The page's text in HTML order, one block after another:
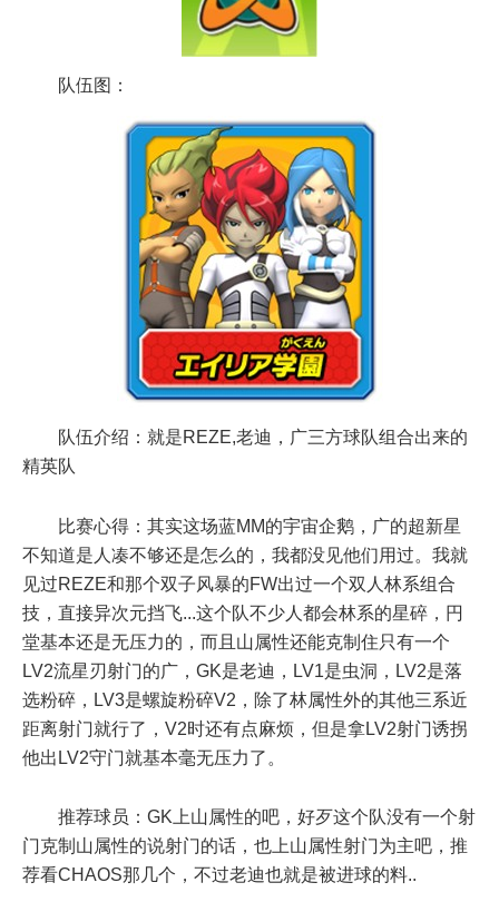
队伍图：
队伍介绍：就是REZE,老迪，广三方球队组合出来的
精英队
比赛心得：其实这场蓝MM的宇宙企鹅，广的超新星
不知道是人凑不够还是怎么的，我都没见他们用过。我就
见过REZE和那个双子风暴的FW出过一个双人林系组合
技，直接异次元挡飞...这个队不少人都会林系的星碎，円
堂基本还是无压力的，而且山属性还能克制住只有一个
LV2流星刃射门的广，GK是老迪，LV1是虫洞，LV2是落
选粉碎，LV3是螺旋粉碎V2，除了林属性外的其他三系近
距离射门就行了，V2时还有点麻烦，但是拿LV2射门诱拐
他出LV2守门就基本毫无压力了。
推荐球员：GK上山属性的吧，好歹这个队没有一个射
门克制山属性的说射门的话，也上山属性射门为主吧，推
荐看CHAOS那几个，不过老迪也就是被进球的料..